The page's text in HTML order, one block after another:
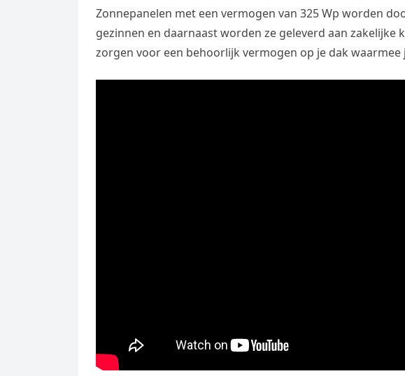
Zonnepanelen met een vermogen van 325 Wp worden
gezinnen en daarnaast worden ze geleverd aan zakelijke
zorgen voor een behoorlijk vermogen op je dak